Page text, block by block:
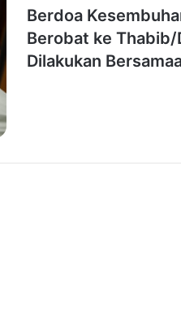
Berdoa
Berobat ke
Dilakukan